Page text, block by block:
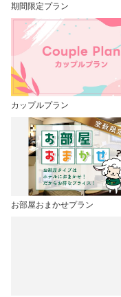
期間限定プラン
カップルプラン
お部屋おまかせプラン